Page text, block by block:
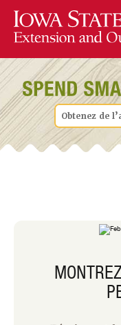
Obtenez de